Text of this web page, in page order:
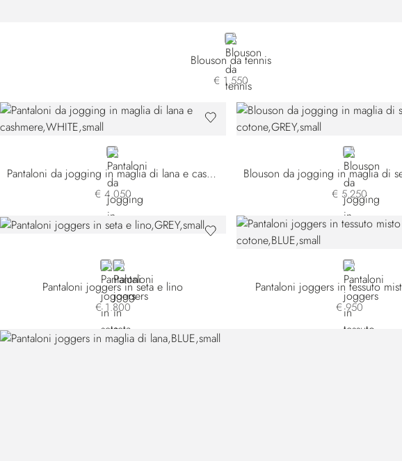
WHITE
Blouson da tennis
€ 1.550
WHITE
Pantaloni da jogging in maglia di lana e cashmere
€ 4.050
GREY
€ 5.250
GREY
BLUE
Pantaloni joggers in seta e lino
€ 1.800
BLUE
Pantaloni joggers in tessuto
€ 950